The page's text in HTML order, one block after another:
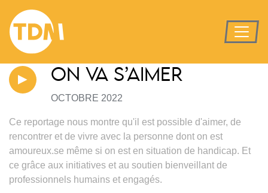
ON VA S’AIMER
OCTOBRE 2022
Ce reportage nous montre qu'il est possible d'aimer, de
rencontrer et de vivre avec la personne dont on est
amoureux.se même si on est en situation de handicap. Et
ce grâce aux initiatives et au soutien bienveillant de
professionnels humains et engagés.